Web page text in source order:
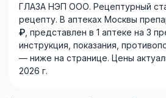
ГЛАЗА НЭП ООО. Рецептурный
рецепту. В аптеках Москвы
₽, представлен в 1 аптеке на 3
инструкция, показания,
— ниже на странице. Цены
2026 г.